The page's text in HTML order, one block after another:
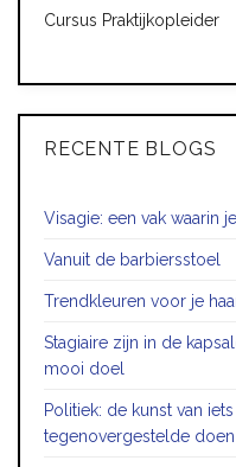
Cursus Praktijkopleider
RECENTE BLOGS
Visagie: een vak waarin
Vanuit de barbiersstoel
Trendkleuren voor je
Stagiaire zijn in de
mooi doel
Politiek: de kunst van
tegenovergestelde doen